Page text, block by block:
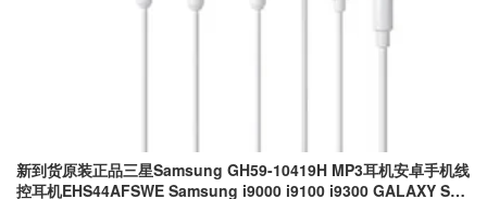
新到货原装正品三星Samsung GH59-10419H MP3耳机安卓手机线
控耳机EHS44AFSWE Samsung i9000 i9100 i9300 GALAXY S2